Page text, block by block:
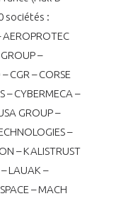
ET SPATIALE
LES RELATIONS ENTRE
ET SPATIALE
LA FILIÈRE
sociétés :
AEROPROTEC
–
CGR – CORSE
– CYBERMECA –
GROUP –
–
– KALISTRUST
LAUAK –
– MACH